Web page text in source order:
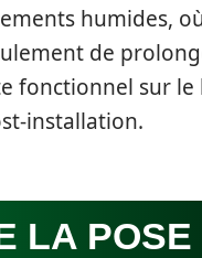
humides,
de
fonctionnel sur
installation.
LA POSE